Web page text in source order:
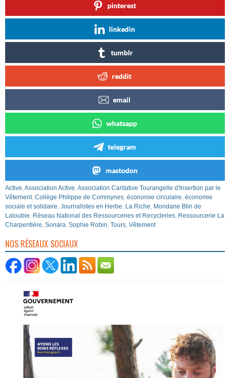
pinterest
linkedin
tumblr
reddit
email
whatsapp
telegram
mastodon
Active,Association Active,Association Caritative Tourangelle d'Insertion par le
Vêtement, Collège Philippe de Commynes, économie circulaire, économie
sociale et solidaire, Journalistes en Herbe, La Riche, Mondane Blin de
Laloubie, Réseau National des Ressourceries et Recycleries, Ressourcerie La
Charpentière, Sonara, Sophie Robin, Tours, Vêtement
NOS RÉSEAUX SOCIAUX